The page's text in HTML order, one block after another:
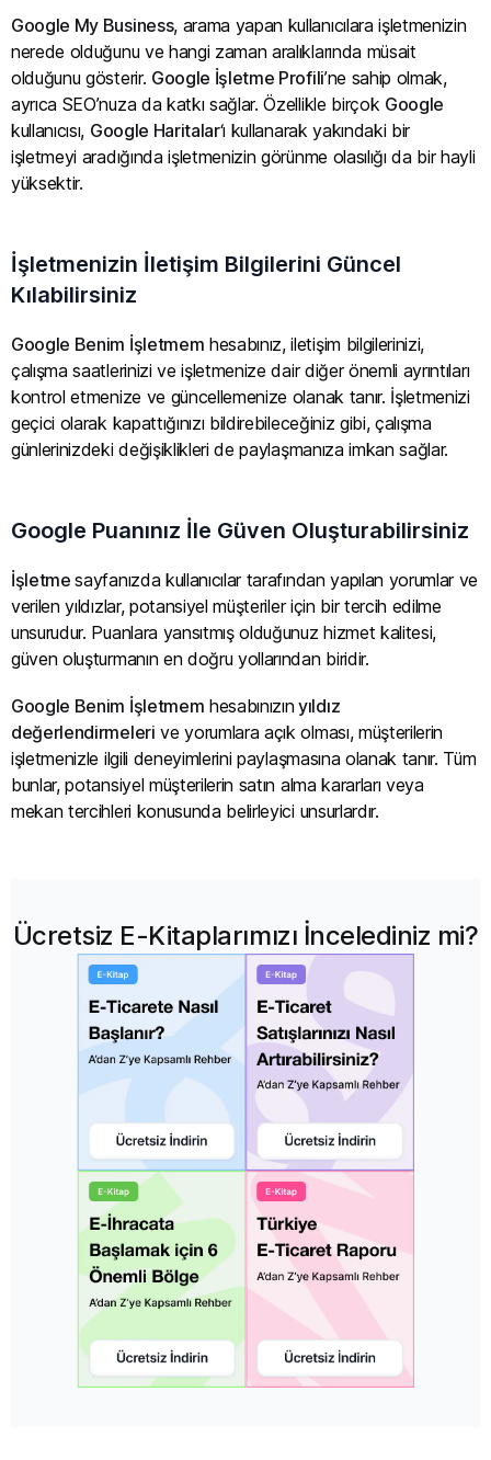
Google My Business, arama yapan kullanıcılara işletmenizin
nerede olduğunu ve hangi zaman aralıklarında müsait
olduğunu gösterir. Google İşletme Profili’ne sahip olmak,
ayrıca SEO’nuza da katkı sağlar. Özellikle birçok Google
kullanıcısı, Google Haritalar‘ı kullanarak yakındaki bir
işletmeyi aradığında işletmenizin görünme olasılığı da bir hayli
yüksektir.
İşletmenizin İletişim Bilgilerini Güncel
Kılabilirsiniz
Google Benim İşletmem hesabınız, iletişim bilgilerinizi,
çalışma saatlerinizi ve işletmenize dair diğer önemli ayrıntıları
kontrol etmenize ve güncellemenize olanak tanır. İşletmenizi
geçici olarak kapattığınızı bildirebileceğiniz gibi, çalışma
günlerinizdeki değişiklikleri de paylaşmanıza imkan sağlar.
Google Puanınız İle Güven Oluşturabilirsiniz
İşletmesayfanızda kullanıcılar tarafından yapılan yorumlar ve
verilen yıldızlar, potansiyel müşteriler için bir tercih edilme
unsurudur. Puanlara yansıtmış olduğunuz hizmet kalitesi,
güven oluşturmanın en doğru yollarından biridir.
Google Benim İşletmem hesabınızın yıldız
değerlendirmeleri ve yorumlara açık olması, müşterilerin
işletmenizle ilgili deneyimlerini paylaşmasına olanak tanır. Tüm
bunlar, potansiyel müşterilerin satın alma kararları veya
mekan tercihleri konusunda belirleyici unsurlardır.
Ücretsiz E-Kitaplarımızı İncelediniz mi?